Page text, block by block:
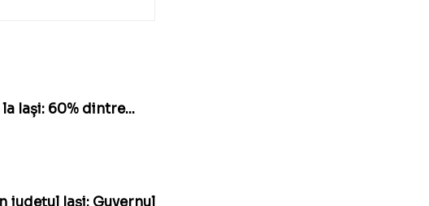
Iași: 60% dintre...
județul Iași: Guvernul